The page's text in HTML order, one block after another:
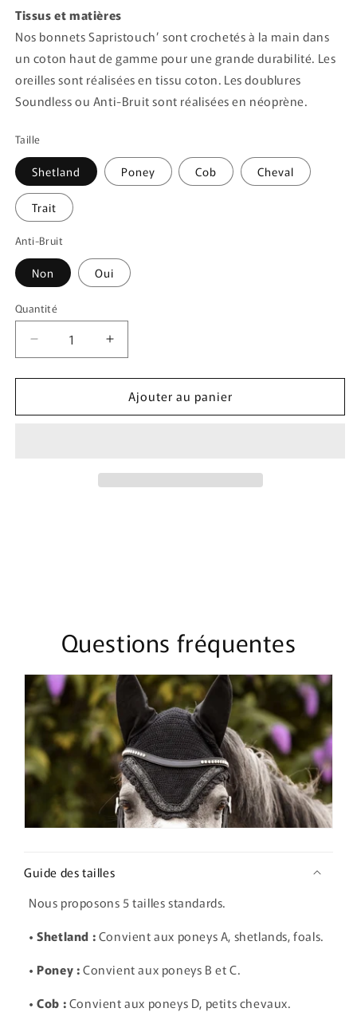
Tissus et matières
Nos bonnets Sapristouch’ sont crochetés à la main dans
un coton haut de gamme pour une grande durabilité. Les
oreilles sont réalisées en tissu coton. Les doublures
Soundless ou Anti-Bruit sont réalisées en néoprène.
Taille
Shetland Poney Cob Cheval
Trait
Anti-Bruit
Non Oui
Quantité
Quantité
Réduire
la
quantité
Bonnet
Augmenter
la
quantité
Bonnet
Ajouter au panier
Questions fréquentes
Guide des tailles
Nous proposons 5 tailles standards.
• Shetland :Convient aux poneys A, shetlands, foals.
• Poney :Convient aux poneys B et C.
• Cob :Convient aux poneys D, petits chevaux.